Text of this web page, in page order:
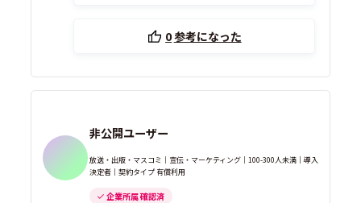
0参考になった
非公開ユーザー
放送・出版・マスコミ｜宣伝・マーケティング｜100-300人未満｜導入
決定者｜契約タイプ 有償利用
企業所属 確認済